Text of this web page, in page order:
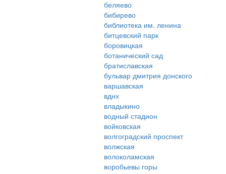
беляево
бибирево
библиотека им. ленина
битцевский парк
боровицкая
ботанический сад
братиславская
бульвар дмитрия донского
варшавская
вднх
владыкино
водный стадион
войковская
волгоградский проспект
волжская
волоколамская
воробьевы горы